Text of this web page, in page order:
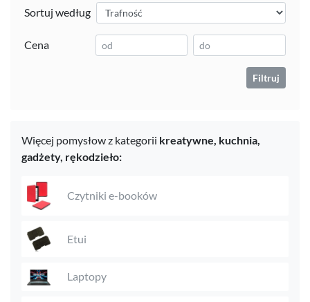
Sortuj według
Cena
Filtruj
Więcej pomysłow z kategorii kreatywne, kuchnia,
gadżety, rękodzieło:
Czytniki e-booków
Etui
Laptopy